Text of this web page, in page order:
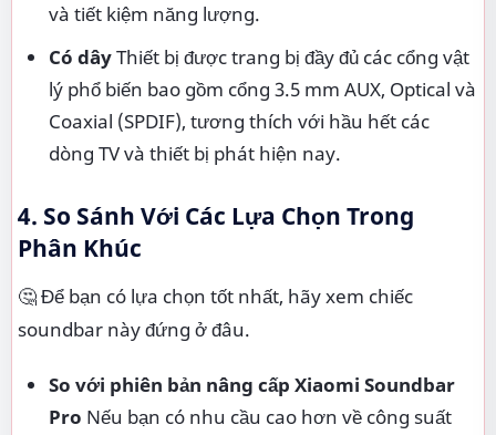
và tiết kiệm năng lượng.
Có dâyThiết bị được trang bị đầy đủ các cổng vật
lý phổ biến bao gồm cổng 3.5 mm AUX, Optical và
Coaxial (SPDIF), tương thích với hầu hết các
dòng TV và thiết bị phát hiện nay.
4. So Sánh Với Các Lựa Chọn Trong
Phân Khúc
🤔 Để bạn có lựa chọn tốt nhất, hãy xem chiếc
soundbar này đứng ở đâu.
So với phiên bản nâng cấp Xiaomi Soundbar
Pro Nếu bạn có nhu cầu cao hơn về công suất